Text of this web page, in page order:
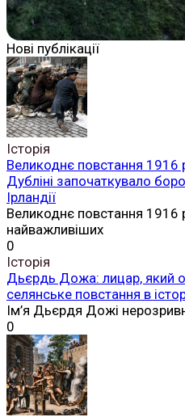
Нові публікації
Історія
Великоднє повстання 1916
Дубліні започаткувало
Ірландії
Великоднє повстання 1916
найважливіших
0
Історія
Дьєрдь Дожа: лицар, який
селянське повстання в
Ім’я Дьєрдя Дожі
0